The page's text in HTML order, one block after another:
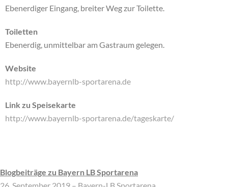
Ebenerdiger Eingang, breiter Weg zur Toilette.
Toiletten
Ebenerdig, unmittelbar am Gastraum gelegen.
Website
http://www.bayernlb-sportarena.de
Link zu Speisekarte
http://www.bayernlb-sportarena.de/tageskarte/
Blogbeiträge zu Bayern LB Sportarena
26. September 2019 – Bayern-LB Sportarena